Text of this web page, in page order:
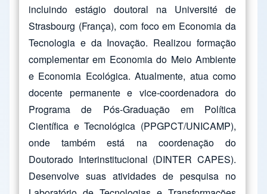
incluindo estágio doutoral na Université de
Strasbourg (França), com foco em Economia da
Tecnologia e da Inovação. Realizou formação
complementar em Economia do Meio Ambiente
e Economia Ecológica. Atualmente, atua como
docente permanente e vice-coordenadora do
Programa de Pós-Graduação em Política
Científica e Tecnológica (PPGPCT/UNICAMP),
onde também está na coordenação do
Doutorado Interinstitucional (DINTER CAPES).
Desenvolve suas atividades de pesquisa no